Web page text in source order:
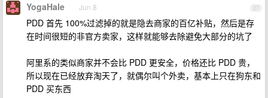
27
YogaHale Jun 8
PDD 首先 100%过滤掉的就是隐去商家的百亿补贴，然后是存
在时间很短的非官方卖家，这样就能够去除避免大部分的坑了
阿里系的类似商家并不会比 PDD 更安全，价格还比 PDD 贵，
所以现在已经放弃淘天了，就偶尔叫个外卖，基本上只在狗东和
PDD 买东西